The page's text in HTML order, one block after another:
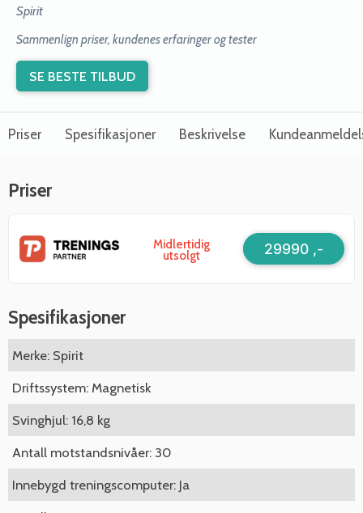
Spirit
Sammenlign priser, kundenes erfaringer og tester
SE BESTE TILBUD
Priser Spesifikasjoner Beskrivelse
Priser
Midlertidig
utsolgt 29990 ,-
Spesifikasjoner
Merke: Spirit
Driftssystem: Magnetisk
Svinghjul: 16,8 kg
Antall motstandsnivåer: 30
Innebygd treningscomputer: Ja